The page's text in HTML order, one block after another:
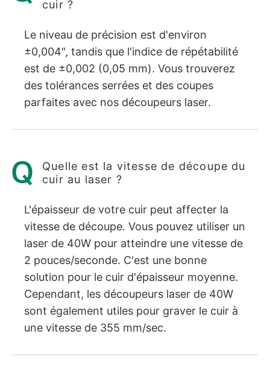
cuir ?
Le niveau de précision est d'environ
±0,004", tandis que l'indice de répétabilité
est de ±0,002 (0,05 mm). Vous trouverez
des tolérances serrées et des coupes
parfaites avec nos découpeurs laser.
Quelle est la vitesse de découpe du
cuir au laser ?
L'épaisseur de votre cuir peut affecter la
vitesse de découpe. Vous pouvez utiliser un
laser de 40W pour atteindre une vitesse de
2 pouces/seconde. C'est une bonne
solution pour le cuir d'épaisseur moyenne.
Cependant, les découpeurs laser de 40W
sont également utiles pour graver le cuir à
une vitesse de 355 mm/sec.